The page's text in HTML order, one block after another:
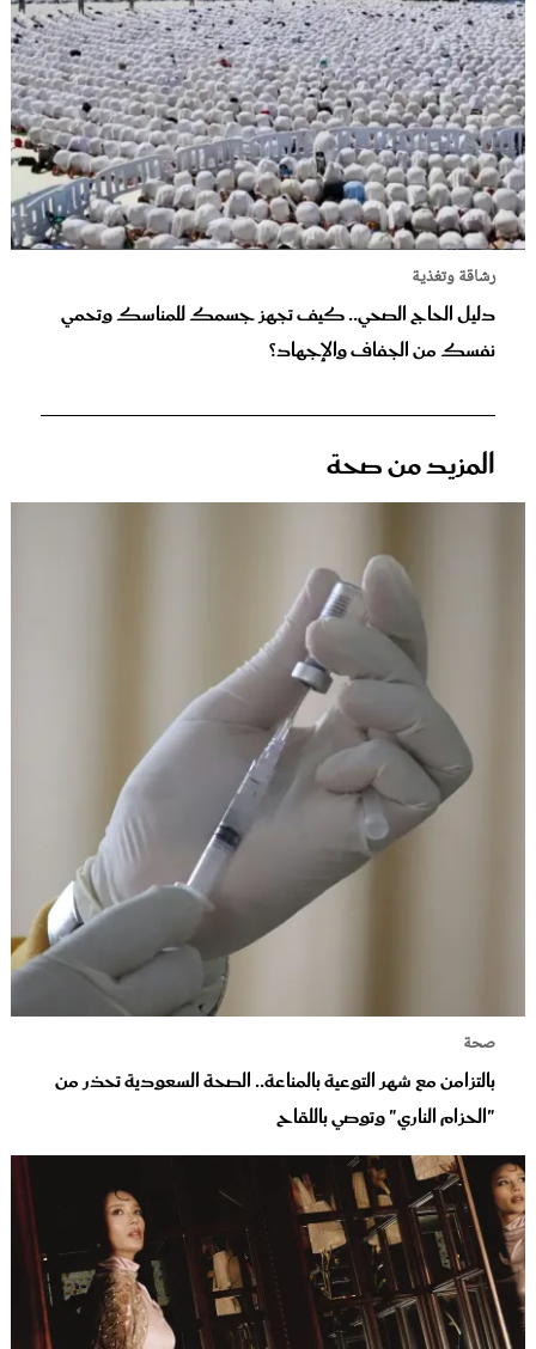
رشاقة وتغذية
دليل الحاج الصحي.. كيف تجهز جسمك للمناسك وتحمي
نفسك من الجفاف والإجهاد؟
المزيد من صحة
صحة
بالتزامن مع شهر التوعية بالمناعة.. الصحة السعودية تحذر من
"الحزام الناري" وتوصي باللقاح